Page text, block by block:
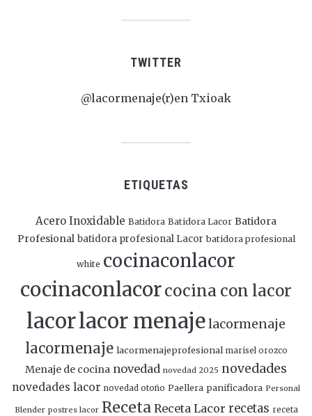
TWITTER
@lacormenaje(r)en Txioak
ETIQUETAS
Acero Inoxidable Batidora Batidora Lacor Batidora
Profesional batidora profesional Lacor batidora profesional
white cocinaconlacor
cocinaconlacorcocina con lacor
lacorlacor menajelacormenaje
lacormenaje lacormenajeprofesional marisel orozco
Menaje de cocina novedad novedad 2025 novedades
novedades lacor novedad otoño Paellera panificadora Personal
Blender postres lacor Receta Receta Lacor recetas receta